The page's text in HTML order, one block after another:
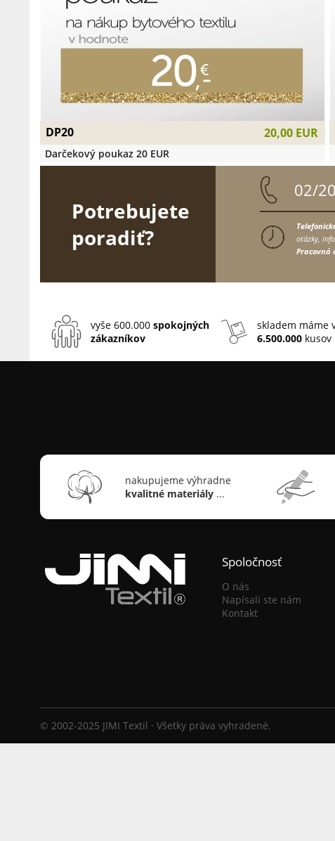
DP20 20,00 EUR
Darčekový poukaz 20 EUR
Potrebujete
poradiť?
02/
otázky,
Pracovná
vyše 600.000spokojných
zákazníkov
skladem máme
6.500.000kusov
Spoločnosť
O nás
Napísali ste nám
Kontakt
© 2002-2025 JIMI Textil · Všetky práva vyhradené.
nakupujeme výhradne
kvalitné materiály ...